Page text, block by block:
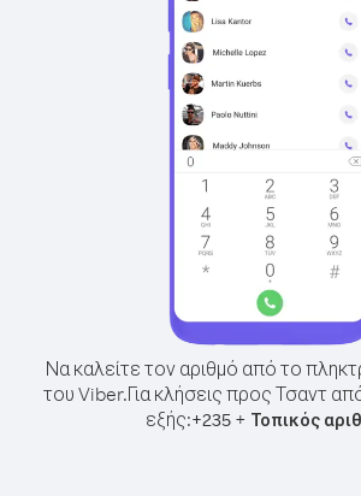
Να καλείτε τον αριθμό από το
του Viber.Για κλήσεις προς Τσαντ
εξής:+235 + Τοπικός